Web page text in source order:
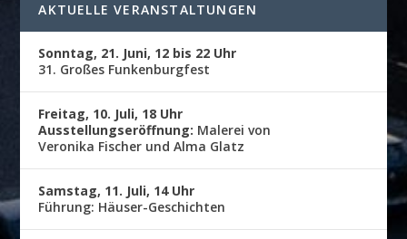
AKTUELLE VERANSTALTUNGEN
Sonntag, 21. Juni, 12 bis 22 Uhr
31. Großes Funkenburgfest
Freitag, 10. Juli, 18 Uhr
Ausstellungseröffnung: Malerei von
Veronika Fischer und Alma Glatz
Samstag, 11. Juli, 14 Uhr
Führung: Häuser-Geschichten